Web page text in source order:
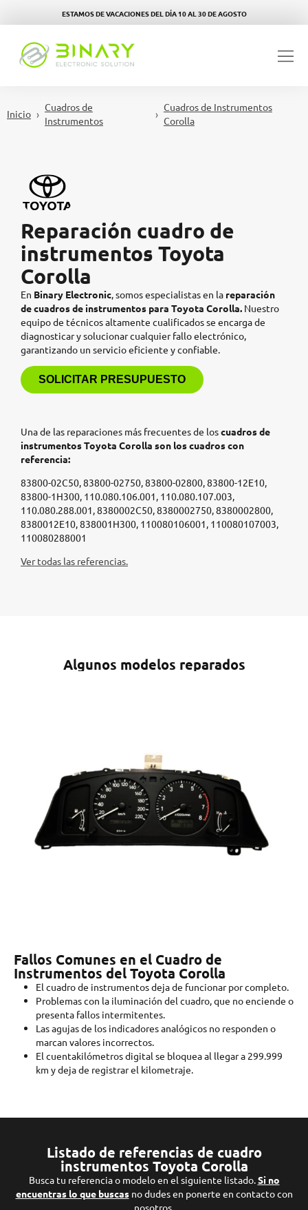
ESTAMOS DE VACACIONES DEL DÍA 10 AL 30 DE AGOSTO
Inicio
Cuadros de
Instrumentos
Cuadros de Instrumentos
Corolla
Reparación cuadro de
instrumentos Toyota
Corolla
En Binary Electronic, somos especialistas en la reparación
de cuadros de instrumentos para Toyota Corolla. Nuestro
equipo de técnicos altamente cualificados se encarga de
diagnosticar y solucionar cualquier fallo electrónico,
garantizando un servicio eficiente y confiable.
SOLICITAR PRESUPUESTO
Una de las reparaciones más frecuentes de loscuadros de
instrumentos Toyota Corolla son los cuadros con
referencia:
83800-02C50, 83800-02750, 83800-02800, 83800-12E10,
83800-1H300, 110.080.106.001, 110.080.107.003,
110.080.288.001, 8380002C50, 8380002750, 8380002800,
8380012E10, 838001H300, 110080106001, 110080107003,
110080288001
Ver todas las referencias.
Algunos modelos reparados
Fallos Comunes en el Cuadro de
Instrumentos del Toyota Corolla
El cuadro de instrumentos deja de funcionar por completo.
Problemas con la iluminación del cuadro, que no enciende o
presenta fallos intermitentes.
Las agujas de los indicadores analógicos no responden o
marcan valores incorrectos.
El cuentakilómetros digital se bloquea al llegar a 299.999
km y deja de registrar el kilometraje.
Listado de referencias de cuadro
instrumentos Toyota Corolla
Busca tu referencia o modelo en el siguiente listado.Si no
encuentras lo que buscasno dudes en ponerte en contacto con
nosotros.